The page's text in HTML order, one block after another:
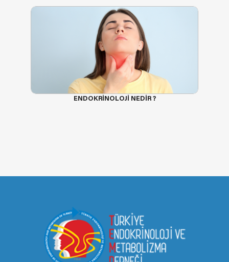
ENDOKRİNOLOJİ NEDİR ?